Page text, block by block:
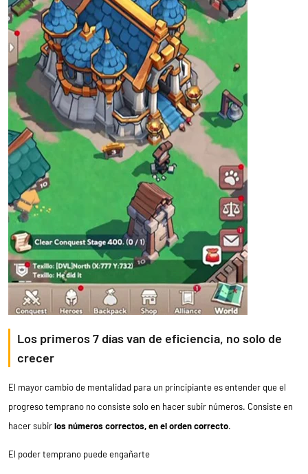
Los primeros 7 días van de eficiencia, no solo de
crecer
El mayor cambio de mentalidad para un principiante es entender que el
progreso temprano no consiste solo en hacer subir números. Consiste en
hacer subirlos números correctos, en el orden correcto.
El poder temprano puede engañarte